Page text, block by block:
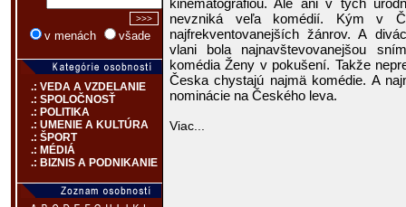
v menách všade
.: VEDA A VZDELANIE
.: SPOLOČNOSŤ
.: POLITIKA
.: UMENIE A KULTÚRA
.: ŠPORT
.: MÉDIÁ
.: BIZNIS A PODNIKANIE
kinematografiou. Ale ani v tých
nevzniká veľa komédií. Kým v
najfrekventovanejších žánrov. A
vlani bola najnavštevovanejšou
komédia Ženy v pokušení. Takže
Česka chystajú najmä komédie. A
nominácie na Českého leva.
Viac...